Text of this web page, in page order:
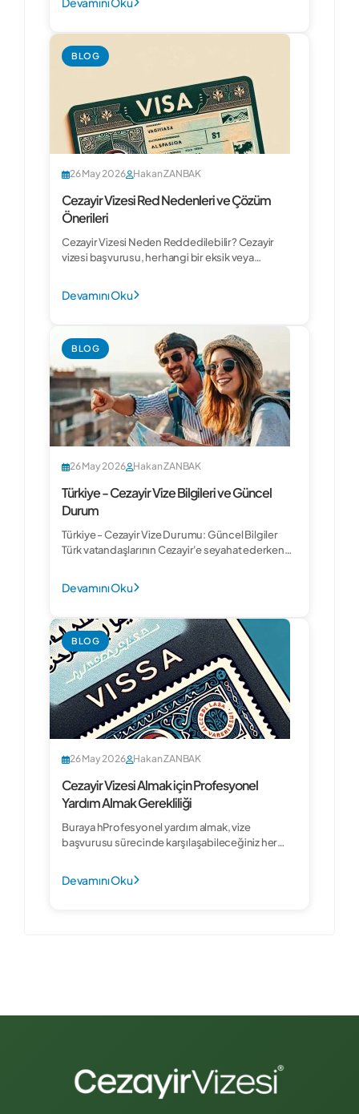
BLOG
26 May 2026 Hakan ZANBAK
Cezayir Vizesi Red Nedenleri ve Çözüm
Önerileri
Cezayir Vizesi Neden Reddedilebilir? Cezayir
vizesi başvurusu, herhangi bir eksik veya
Devamını Oku
BLOG
26 May 2026 Hakan ZANBAK
Türkiye - Cezayir Vize Bilgileri ve Güncel
Durum
Türkiye - Cezayir Vize Durumu: Güncel Bilgiler
Türk vatandaşlarının Cezayir'e seyahat ederken
Devamını Oku
BLOG
26 May 2026 Hakan ZANBAK
Cezayir Vizesi Almak için Profesyonel
Yardım Almak Gerekliliği
Buraya hProfesyonel yardım almak, vize
başvurusu sürecinde karşılaşabileceğiniz her
sağlayacaktır....
Devamını Oku